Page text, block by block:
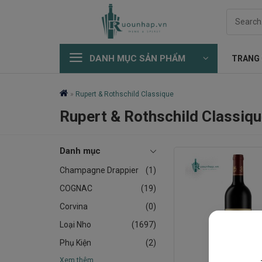
DANH MỤC SẢN PHẨM TRANG
» Rupert & Rothschild Classique
Rupert & Rothschild
Danh mục
Champagne Drappier
(1)
COGNAC
(19)
Corvina
(0)
Loại Nho
(1697)
Phụ Kiện
(2)
Xem thêm